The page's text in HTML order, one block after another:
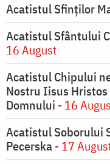
Acatistul Sfinților
Acatistul Sfântului
16 August
Acatistul Chipului
Nostru Iisus
Domnului - 16
Acatistul Soborului
Pecerska- 17